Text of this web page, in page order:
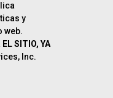
y
web.
SITIO, YA
Inc.